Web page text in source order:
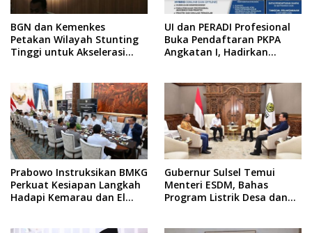
BGN dan Kemenkes
Petakan Wilayah Stunting
Tinggi untuk Akselerasi
UI dan PERADI Profesional
Buka Pendaftaran PKPA
Angkatan I, Hadirkan
Prabowo Instruksikan BMKG
Perkuat Kesiapan Langkah
Hadapi Kemarau dan El
Gubernur Sulsel Temui
Menteri ESDM, Bahas
Program Listrik Desa dan